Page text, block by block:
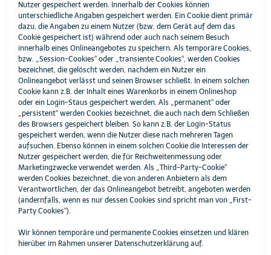
Nutzer gespeichert werden. Innerhalb der Cookies können
unterschiedliche Angaben gespeichert werden. Ein Cookie dient primär
dazu, die Angaben zu einem Nutzer (bzw. dem Gerät auf dem das
Cookie gespeichert ist) während oder auch nach seinem Besuch
innerhalb eines Onlineangebotes zu speichern. Als temporäre Cookies,
bzw. „Session-Cookies“ oder „transiente Cookies“, werden Cookies
bezeichnet, die gelöscht werden, nachdem ein Nutzer ein
Onlineangebot verlässt und seinen Browser schließt. In einem solchen
Cookie kann z.B. der Inhalt eines Warenkorbs in einem Onlineshop
oder ein Login-Staus gespeichert werden. Als „permanent“ oder
„persistent“ werden Cookies bezeichnet, die auch nach dem Schließen
des Browsers gespeichert bleiben. So kann z.B. der Login-Status
gespeichert werden, wenn die Nutzer diese nach mehreren Tagen
aufsuchen. Ebenso können in einem solchen Cookie die Interessen der
Nutzer gespeichert werden, die für Reichweitenmessung oder
Marketingzwecke verwendet werden. Als „Third-Party-Cookie“
werden Cookies bezeichnet, die von anderen Anbietern als dem
Verantwortlichen, der das Onlineangebot betreibt, angeboten werden
(andernfalls, wenn es nur dessen Cookies sind spricht man von „First-
Party Cookies“).
Wir können temporäre und permanente Cookies einsetzen und klären
hierüber im Rahmen unserer Datenschutzerklärung auf.